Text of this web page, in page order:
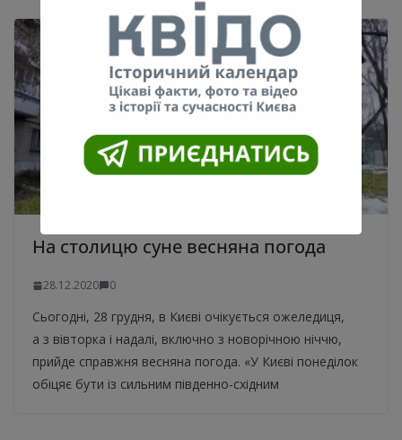
На столицю суне весняна погода
28.12.2020 0
Сьогодні, 28 грудня, в Києві очікується ожеледиця,
а з вівторка і надалі, включно з новорічною ніччю,
прийде справжня весняна погода. «У Києві понеділок
обіцяє бути із сильним південно-східним